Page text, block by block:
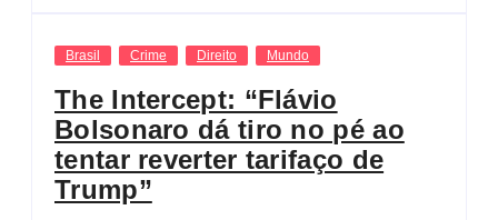
Brasil Crime Direito Mundo
The Intercept: “Flávio
Bolsonaro dá tiro no pé ao
tentar reverter tarifaço de
Trump”